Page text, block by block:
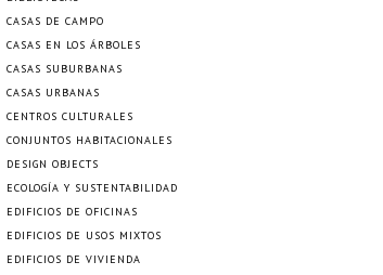
CASAS DE CAMPO
CASAS EN LOS ÁRBOLES
CASAS SUBURBANAS
CASAS URBANAS
CENTROS CULTURALES
CONJUNTOS HABITACIONALES
DESIGN OBJECTS
ECOLOGÍA Y SUSTENTABILIDAD
EDIFICIOS DE OFICINAS
EDIFICIOS DE USOS MIXTOS
EDIFICIOS DE VIVIENDA